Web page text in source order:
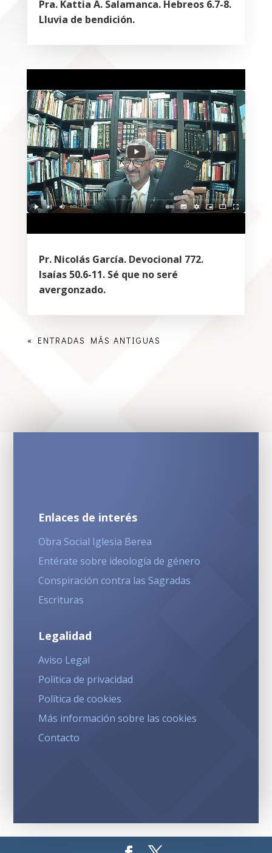
Pra. Kattia A. Salamanca. Hebreos 6.7-8.
Lluvia de bendición.
Pr. Nicolás García. Devocional 772.
Isaías 50.6-11. Sé que no seré
avergonzado.
« ENTRADAS MÁS ANTIGUAS
Enlaces de interés
Obra Social Iglesia Berea
Entérate sobre ideología de género
Conspiración contra las Sagradas
Escrituras
Legalidad
Aviso Legal
Política de privacidad
Política de cookies
Más información sobre las cookies
Contacto